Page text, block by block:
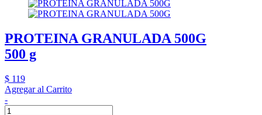
PROTEINA GRANULADA 500G
500 g
$ 119
Agregar al Carrito
-